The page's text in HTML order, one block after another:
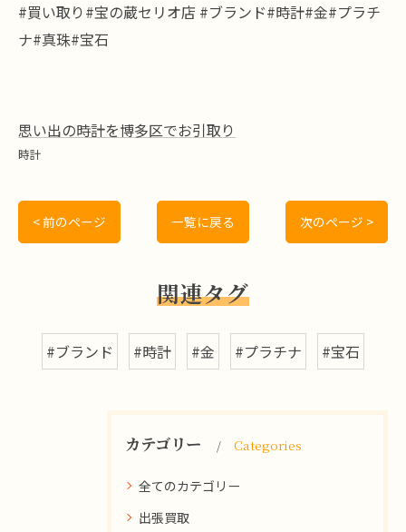
#買い取り#宝の蔵セリオ店 #ブランド#時計#金#プラチ
ナ#真珠#宝石
思い出の時計を博多区でお引取り
時計
< 前のページ 一覧に戻る 次のページ >
関連タグ
#ブランド #時計 #金 #プラチナ #宝石
カテゴリー Categories
全てのカテゴリー
出張買取